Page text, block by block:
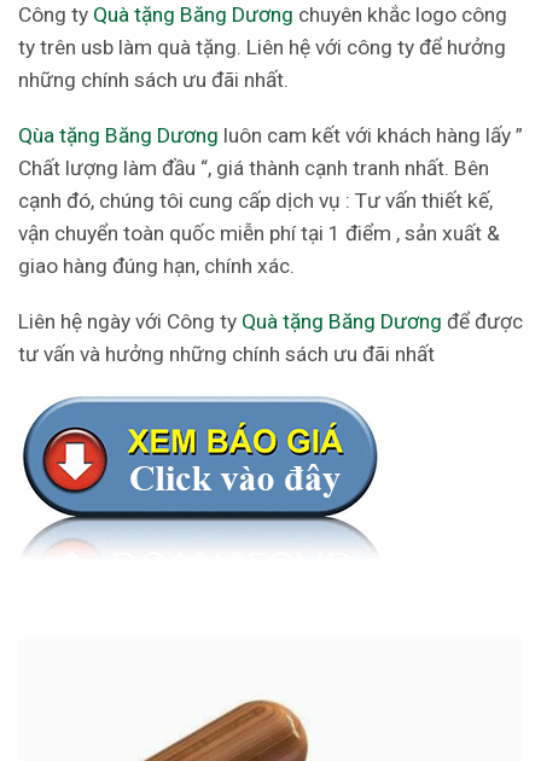
Công ty Quà tặng Băng Dương chuyên khắc logo công
ty trên usb làm quà tặng. Liên hệ với công ty để hưởng
những chính sách ưu đãi nhất.
Qùa tặng Băng Dương luôn cam kết với khách hàng lấy ”
Chất lượng làm đầu “, giá thành cạnh tranh nhất. Bên
cạnh đó, chúng tôi cung cấp dịch vụ : Tư vấn thiết kế,
vận chuyển toàn quốc miễn phí tại 1 điểm , sản xuất &
giao hàng đúng hạn, chính xác.
Liên hệ ngày với Công ty Quà tặng Băng Dương để được
tư vấn và hưởng những chính sách ưu đãi nhất